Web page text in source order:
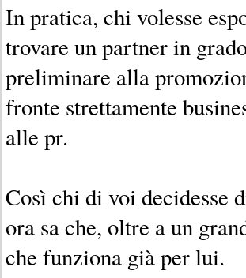
In pratica, chi volesse
trovare un partner in
preliminare alla
fronte strettamente
alle pr.
Così chi di voi decidesse
ora sa che, oltre a un
che funziona già per lui.